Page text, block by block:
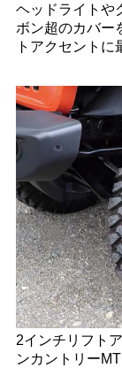
ヘッドライトや
ボン超のカバー
トアクセントに
2インチリフト
ンカントリー